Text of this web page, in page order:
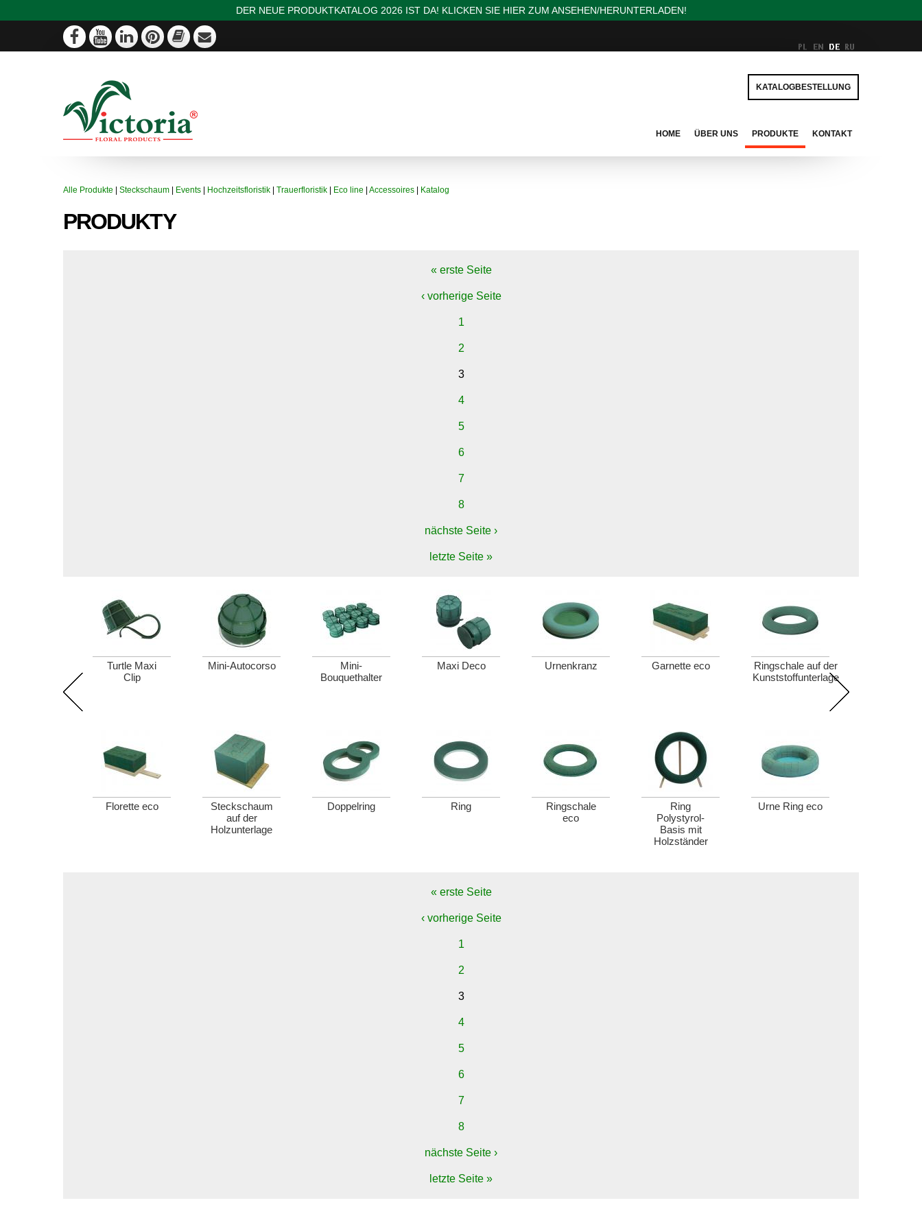
DER NEUE PRODUKTKATALOG 2026 IST DA! KLICKEN SIE HIER ZUM ANSEHEN/HERUNTERLADEN!
KATALOGBESTELLUNG
HOME ÜBER UNS PRODUKTE KONTAKT
Alle Produkte Steckschaum Events Hochzeitsfloristik Trauerfloristik Eco line Accessoires Katalog
PRODUKTY
« erste Seite
‹ vorherige Seite
1
2
3
4
5
6
7
8
nächste Seite ›
letzte Seite »
Turtle Maxi
Clip
Mini-Autocorso
Mini-
Bouquethalter
Maxi Deco Urnenkranz Garnette eco
Ringschale auf der
Kunststoffunterlage
Florette eco
Steckschaum
auf der
Holzunterlage
Doppelring Ring
Ringschale
eco
Ring
Polystyrol-
Basis mit
Holzständer
Urne Ring eco
« erste Seite
‹ vorherige Seite
1
2
3
4
5
6
7
8
nächste Seite ›
letzte Seite »